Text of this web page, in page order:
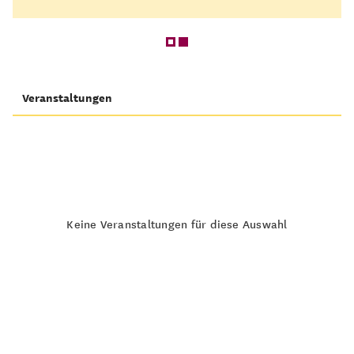
Veranstaltungen
Keine Veranstaltungen für diese Auswahl